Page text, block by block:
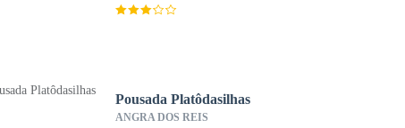
Pousada Platôdasilhas
ANGRA DOS REIS